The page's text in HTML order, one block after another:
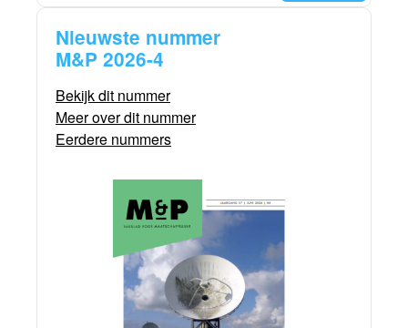
Nieuwste nummer
M&P 2026-4
Bekijk dit nummer
Meer over dit nummer
Eerdere nummers